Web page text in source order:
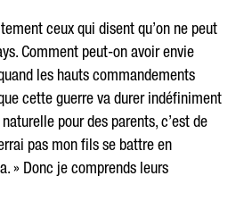
ceux qui disent qu’on ne peut
Comment peut-on avoir envie
les hauts commandements
cette guerre va durer indéfiniment
pour des parents, c’est de
pas mon fils se battre en
» Donc je comprends leurs